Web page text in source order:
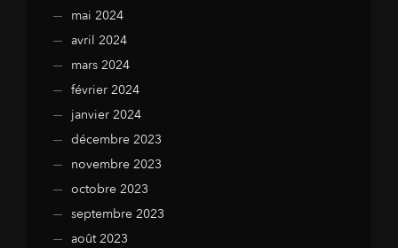
mai 2024
avril 2024
mars 2024
février 2024
janvier 2024
décembre 2023
novembre 2023
octobre 2023
septembre 2023
août 2023